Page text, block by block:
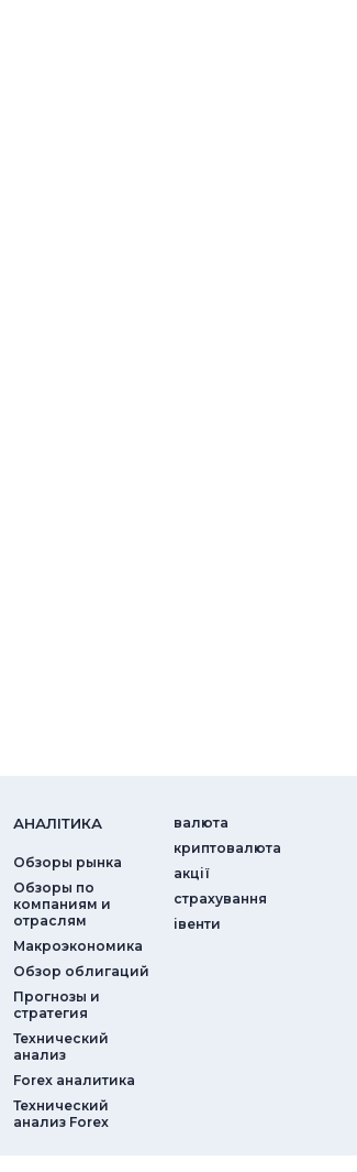
АНАЛIТИКА
Обзоры рынка
Обзоры по
компаниям и
отраслям
Макроэкономика
Обзор облигаций
Прогнозы и
стратегия
Технический
анализ
Forex аналитика
Технический
анализ Forex
валюта
криптовалюта
акції
страхування
iвенти